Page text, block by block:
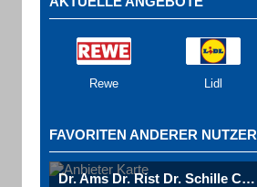
Rewe Lidl
FAVORITEN ANDERER NUTZER
Dr. Ams Dr. Rist Dr. Schille Chirurgie Emmendingen